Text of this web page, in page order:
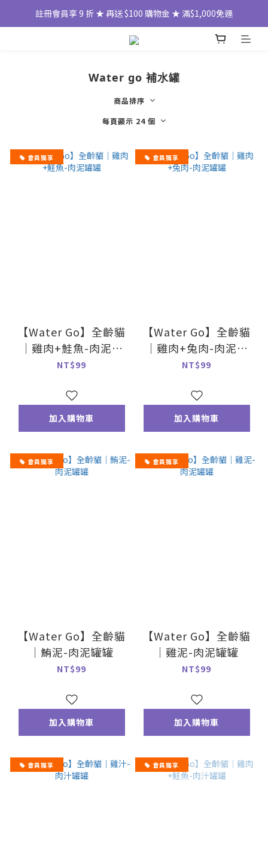
註冊會員享 9 折 ★ 再送 $100 購物金 ★ 滿$1,000免運
Water go 補水罐
商品排序
每頁顯示 24 個
會員獨享
【Water Go】全齡貓
｜雞肉+鮭魚-肉泥罐
罐
NT$99
加入購物車
會員獨享
【Water Go】全齡貓
｜雞肉+兔肉-肉泥罐
罐
NT$99
加入購物車
會員獨享
【Water Go】全齡貓
｜鮪泥-肉泥罐罐
NT$99
加入購物車
會員獨享
【Water Go】全齡貓
｜雞泥-肉泥罐罐
NT$99
加入購物車
會員獨享 會員獨享